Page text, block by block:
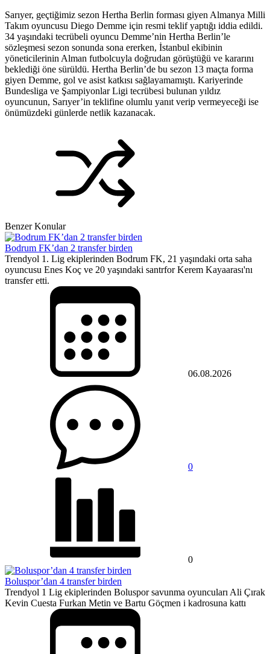
Sarıyer, geçtiğimiz sezon Hertha Berlin forması giyen Almanya Milli
Takım oyuncusu Diego Demme için resmi teklif yaptığı iddia edildi.
34 yaşındaki tecrübeli oyuncu Demme’nin Hertha Berlin’le
sözleşmesi sezon sonunda sona ererken, İstanbul ekibinin
yöneticilerinin Alman futbolcuyla doğrudan görüştüğü ve kararını
beklediği öne sürüldü. Hertha Berlin’de bu sezon 13 maçta forma
giyen Demme, gol ve asist katkısı sağlayamamıştı. Kariyerinde
Bundesliga ve Şampiyonlar Ligi tecrübesi bulunan yıldız
oyuncunun, Sarıyer’in teklifine olumlu yanıt verip vermeyeceği ise
önümüzdeki günlerde netlik kazanacak.
Benzer Konular
Bodrum FK’dan 2 transfer birden
Trendyol 1. Lig ekiplerinden Bodrum FK, 21 yaşındaki orta saha
oyuncusu Enes Koç ve 20 yaşındaki santrfor Kerem Kayaarası'nı
transfer etti.
06.08.2026
0
0
Boluspor’dan 4 transfer birden
Trendyol 1 Lig ekiplerinden Boluspor savunma oyuncuları Ali Çırak
Kevin Cuesta Furkan Metin ve Bartu Göçmen i kadrosuna kattı